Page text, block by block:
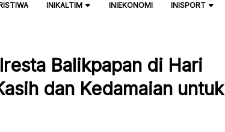
INIKALTIM INIEKONOMI INISPORT
Balikpapan di Hari
dan Kedamaian untuk